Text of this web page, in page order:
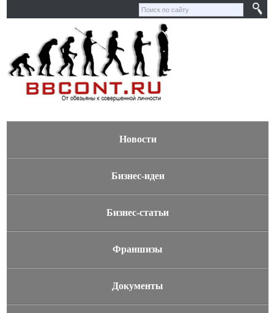
Новости
Бизнес-идеи
Бизнес-статьи
Франшизы
Документы